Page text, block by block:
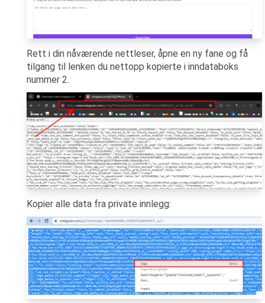
Rett i din nåværende nettleser, åpne en ny fane og få
tilgang til lenken du nettopp kopierte i inndataboks
nummer 2.
Kopier alle data fra private innlegg: